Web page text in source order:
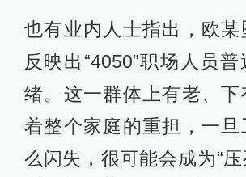
也有业内人士指出，欧某
反映出“4050”职场人员
绪。这一群体上有老、下
着整个家庭的重担，一旦
么闪失，很可能会成为“